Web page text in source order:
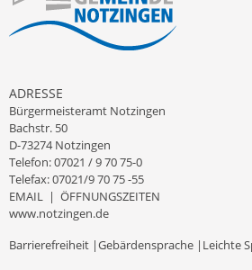
Kirchen
ADRESSE
Bürgermeisteramt Notzingen
Bachstr. 50
D-73274 Notzingen
Telefon: 07021 / 9 70 75-0
Telefax: 07021/9 70 75 -55
EMAIL | ÖFFNUNGSZEITEN
www.notzingen.de
Barrierefreiheit |Gebärdensprache | Leichte